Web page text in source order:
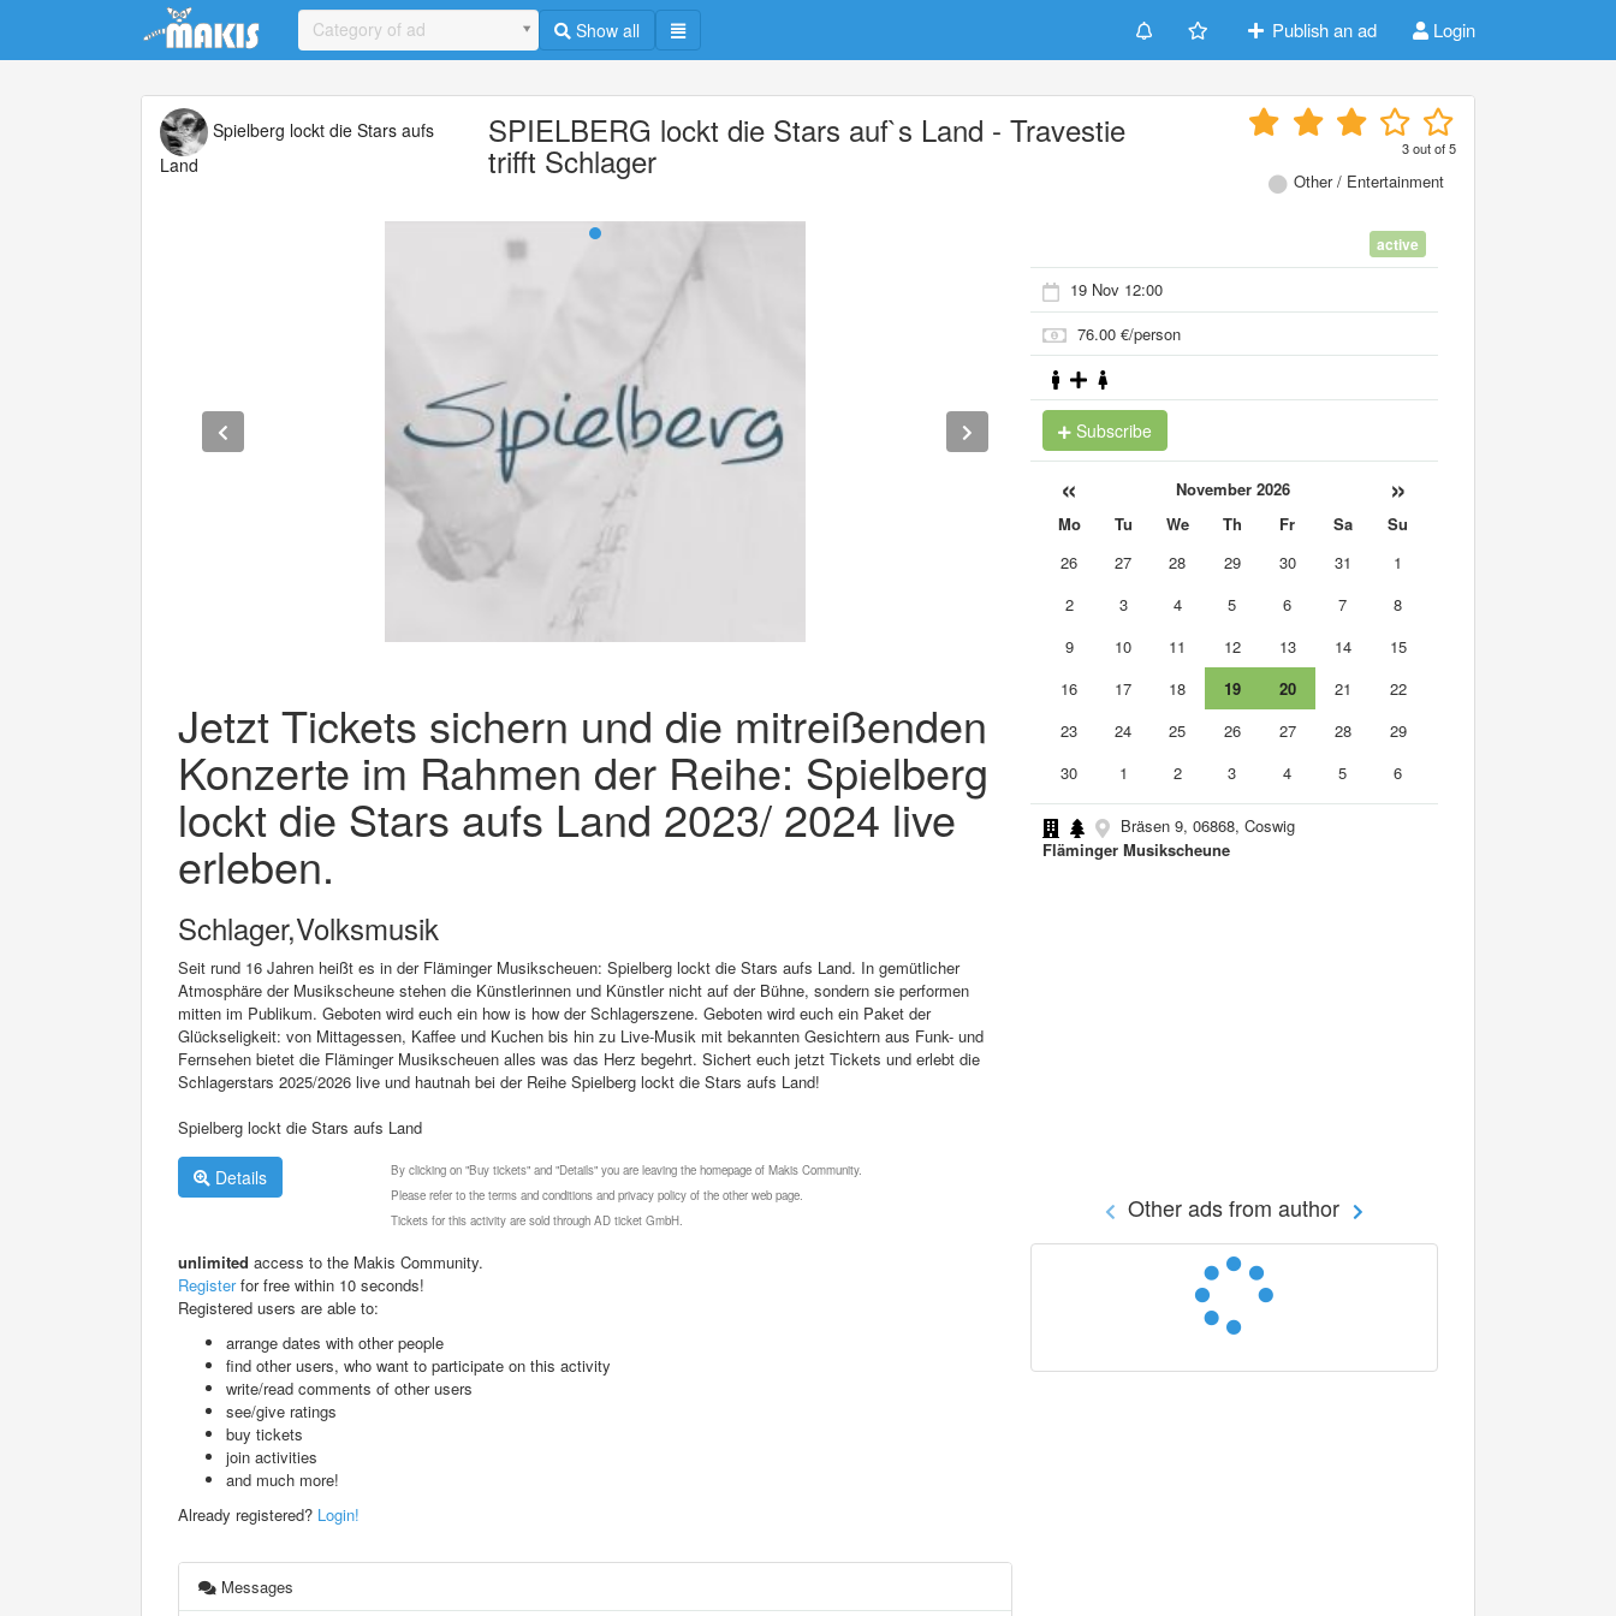
Update cookies preferences
Category of ad Show all Publish an ad Login
Spielberg lockt die Stars aufs
Land
SPIELBERG lockt die Stars auf`s Land - Travestie
trifft Schlager 3out of5
Other / Entertainment
Jetzt Tickets sichern und die mitreißenden
Konzerte im Rahmen der Reihe: Spielberg
lockt die Stars aufs Land 2023/ 2024 live
erleben.
Schlager,Volksmusik
Seit rund 16 Jahren heißt es in der Fläminger Musikscheuen: Spielberg lockt die Stars aufs Land. In gemütlicher
Atmosphäre der Musikscheune stehen die Künstlerinnen und Künstler nicht auf der Bühne, sondern sie performen
mitten im Publikum. Geboten wird euch ein how is how der Schlagerszene. Geboten wird euch ein Paket der
Glückseligkeit: von Mittagessen, Kaffee und Kuchen bis hin zu Live-Musik mit bekannten Gesichtern aus Funk- und
Fernsehen bietet die Fläminger Musikscheuen alles was das Herz begehrt. Sichert euch jetzt Tickets und erlebt die
Schlagerstars 2025/2026 live und hautnah bei der Reihe Spielberg lockt die Stars aufs Land!
Spielberg lockt die Stars aufs Land
Details
By clicking on "Buy tickets" and "Details" you are leaving the homepage of Makis Community.
Please refer to the terms and conditions and privacy policy of the other web page.
Tickets for this activity are sold through AD ticket GmbH.
unlimited access to the Makis Community.
Registerfor free within 10 seconds!
Registered users are able to:
arrange dates with other people
find other users, who want to participate on this activity
write/read comments of other users
see/give ratings
buy tickets
join activities
and much more!
Already registered? Login!
Messages
active
19 Nov 12:00
76.00 €/person
Subscribe
« November 2026 »
Mo Tu We Th Fr Sa
Su
26
27 28 29 30 31
1
2
3 4 5 6 7
8
9
10 11 12 13 14
15
16
17 18 19 20 21
22
23
24 25 26 27 28
29
30
1 2 3 4 5 6
Bräsen 9, 06868, Coswig
Fläminger Musikscheune
Other ads from author